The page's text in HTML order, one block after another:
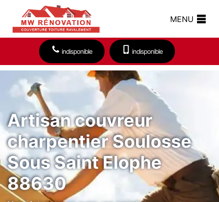
MENU
indisponible indisponible
Artisan couvreur
charpentier Soulosse
Sous Saint Elophe
88630